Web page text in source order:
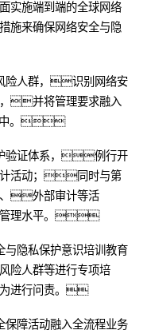
实施端到端的全球网络
来确保网络安全与隐
险人群，识别网络安
，并将管理要求融入
中。
验证体系，例行开
活动；同时与第
外部审计等活
管理水平。
隐私保护意识培训教育
人群等进行专项培
进行问责。
障活动融入全流程业务